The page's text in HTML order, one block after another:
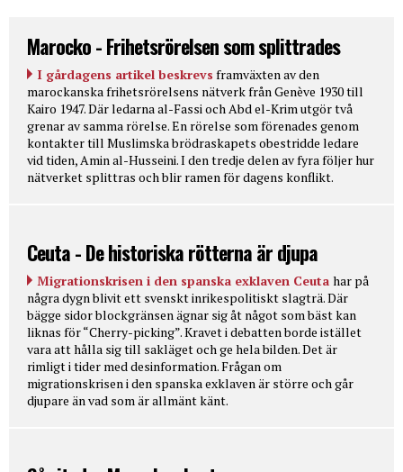
Marocko - Frihetsrörelsen som splittrades
I gårdagens artikel beskrevs framväxten av den
marockanska frihetsrörelsens nätverk från Genève 1930 till
Kairo 1947. Där ledarna al-Fassi och Abd el-Krim utgör två
grenar av samma rörelse. En rörelse som förenades genom
kontakter till Muslimska brödraskapets obestridde ledare
vid tiden, Amin al-Husseini. I den tredje delen av fyra följer hur
nätverket splittras och blir ramen för dagens konflikt.
Ceuta - De historiska rötterna är djupa
Migrationskrisen i den spanska exklaven Ceuta har på
några dygn blivit ett svenskt inrikespolitiskt slagträ. Där
bägge sidor blockgränsen ägnar sig åt något som bäst kan
liknas för “Cherry-picking”. Kravet i debatten borde istället
vara att hålla sig till sakläget och ge hela bilden. Det är
rimligt i tider med desinformation. Frågan om
migrationskrisen i den spanska exklaven är större och går
djupare än vad som är allmänt känt.